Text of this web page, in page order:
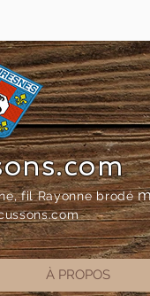
fil Rayonne brodé
À PROPOS